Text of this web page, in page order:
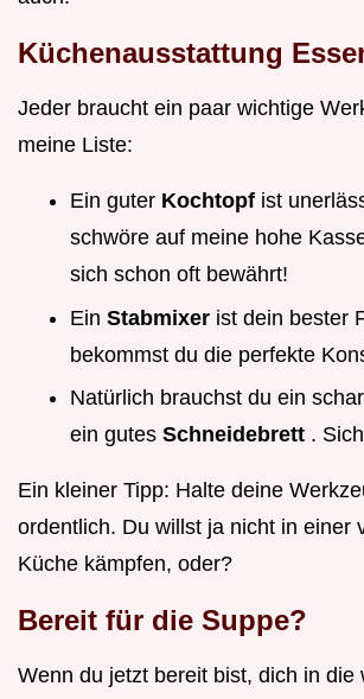
Küchenausstattung
Jeder braucht ein paar wichtige
meine Liste:
Ein guter Kochtopf ist
schwöre auf meine hohe
sich schon oft bewährt!
Ein Stabmixer ist dein bester
bekommst du die perfekte
Natürlich brauchst du ein
ein gutes Schneidebrett .
Ein kleiner Tipp: Halte deine
ordentlich. Du willst ja nicht in einer
Küche kämpfen, oder?
Bereit für die Suppe?
Wenn du jetzt bereit bist, dich in die